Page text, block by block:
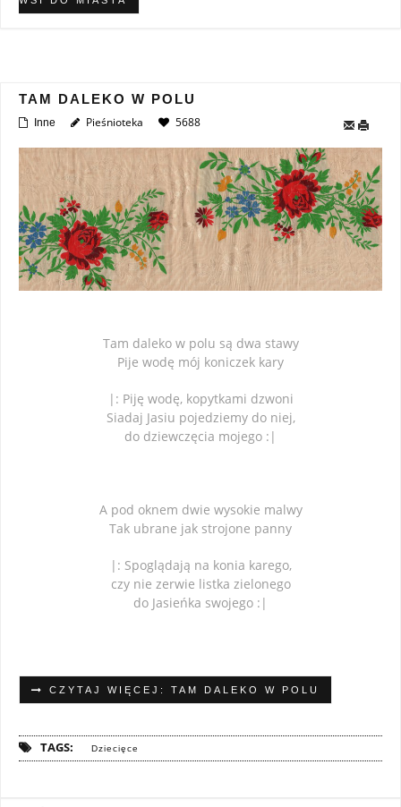
TAM DALEKO W POLU
Inne Pieśnioteka 5688
Tam daleko w polu są dwa stawy
Pije wodę mój koniczek kary
|: Piję wodę, kopytkami dzwoni
Siadaj Jasiu pojedziemy do niej,
do dziewczęcia mojego :|
A pod oknem dwie wysokie malwy
Tak ubrane jak strojone panny
|: Spoglądają na konia karego,
czy nie zerwie listka zielonego
do Jasieńka swojego :|
CZYTAJ WIĘCEJ: TAM DALEKO W POLU
TAGS: Dziecięce